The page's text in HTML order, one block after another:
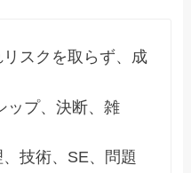
スクを取らず、成
ップ、決断、雑
技術、SE、問題